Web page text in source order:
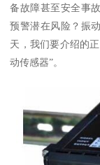
备故障甚至安全事
预警潜在风险？振
天，我们要介绍的
动传感器”。